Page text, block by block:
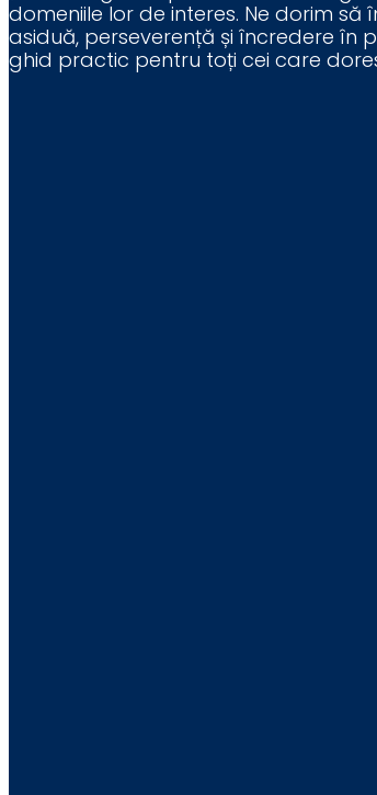
domeniile lor de interes. Ne dorim
asiduă, perseverență și încredere în
ghid practic pentru toți cei care